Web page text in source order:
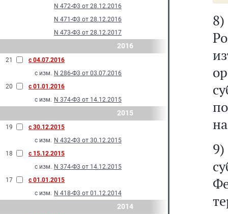
N 472-Ф3 от 28.12.2016
N 471-Ф3 от 28.12.2016
N 473-Ф3 от 28.12.2017
2016
21
с 04.07.2016
с изм. N 286-Ф3 от 03.07.2016
20
с 01.01.2016
с изм. N 374-Ф3 от 14.12.2015
2015
19
с 30.12.2015
с изм. N 432-Ф3 от 30.12.2015
18
с 15.12.2015
с изм. N 374-Ф3 от 14.12.2015
17
с 01.01.2015
с изм. N 418-Ф3 от 01.12.2014
2014